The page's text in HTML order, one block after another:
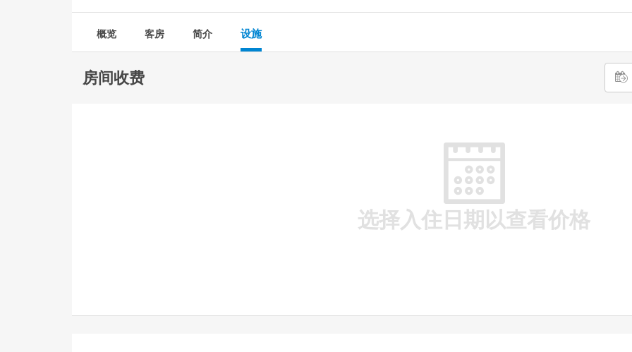
概览 客房 简介 设施
房间收费
选择入住日期以查看价格